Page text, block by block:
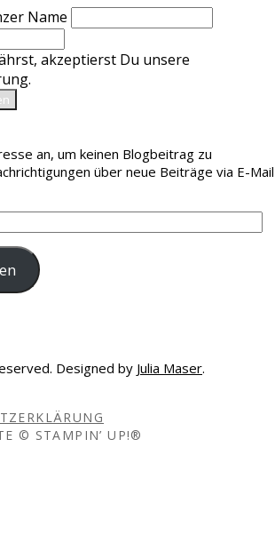
Name
akzeptierst Du unsere
an, um keinen Blogbeitrag zu
über neue Beiträge via E-Mail
Designed by Julia Maser.
© STAMPIN’ UP!®